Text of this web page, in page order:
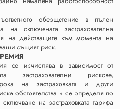
обезщетение в пълен
на сключената застрахователна
на действащите към момента на
същият риск.
се изчислява в зависимост от
застрахователни рискове,
на застраховката и други
обстоятелства и се определя по
на застраховката тарифа